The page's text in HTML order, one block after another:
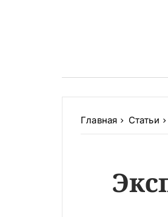
Главная Статьи